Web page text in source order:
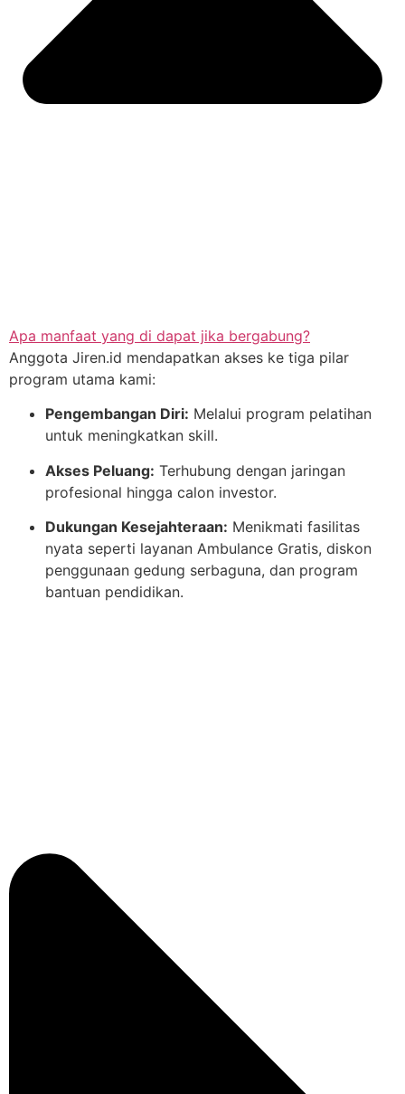
Apa manfaat yang di dapat jika bergabung?
Anggota Jiren.id mendapatkan akses ke tiga pilar
program utama kami:
Pengembangan Diri: Melalui program pelatihan
untuk meningkatkan skill.
Akses Peluang: Terhubung dengan jaringan
profesional hingga calon investor.
Dukungan Kesejahteraan: Menikmati fasilitas
nyata seperti layanan Ambulance Gratis, diskon
penggunaan gedung serbaguna, dan program
bantuan pendidikan.